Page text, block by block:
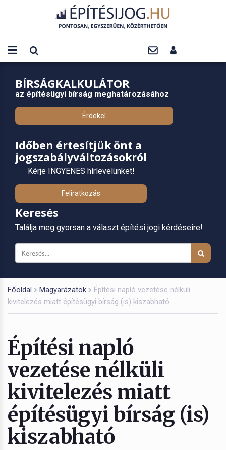
BÍRSÁGKALKULÁTOR
az építésügyi bírság meghatározásához
Érdekel
Időben értesítjük önt a
jogszabályváltozásokról
Kérje INGYENES hírlevelünket!
Feliratkozás
Keresés
Találja meg gyorsan a választ építési jogi kérdéseire!
Főoldal Magyarázatok
Építési napló vezetése nélküli
kivitelezés miatt építésügyi bírság (is) kiszabható
Építési napló
vezetése nélküli
kivitelezés miatt
építésügyi bírság (is)
kiszabható